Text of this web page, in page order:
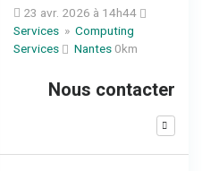
23 avr. 2026 à 14h44
Services » Computing
Services
Nantes 0km
Nous contacter